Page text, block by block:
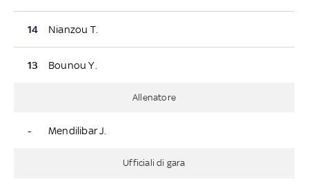
14 Nianzou T.
13 Bounou Y.
Allenatore
- Mendilibar J.
Ufficiali di gara